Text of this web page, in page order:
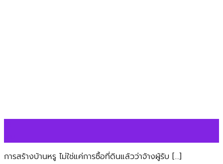
การสร้างบ้านหรู ไม่ใช่แค่การซื้อที่ดินแล้วว่าจ้างผู้รับ […]